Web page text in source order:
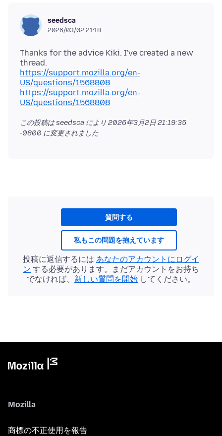
seedsca
2026/03/02 21:18
Thanks for the advice Kiki. I've created a new
https://support.mozilla.org/en-
US/questions/1568808
https://support.mozilla.org/en-
US/questions/1568808
この投稿は seedsca により 2026年3月2日 21:19:35
-0800 に変更されました
質問する
私もこの問題を抱えています
投稿に返信するには あなたのアカウントにログイ
ン する必要があります。まだアカウントをお持ち
でなければ、 新しい質問を開始 してください。
Mozilla
商標の不正使用を報告